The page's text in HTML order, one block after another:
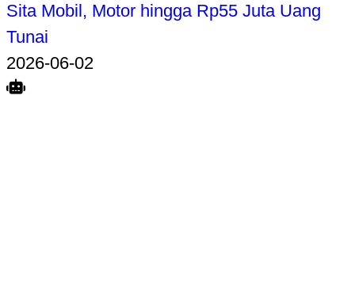
Sita Mobil, Motor hingga Rp55 Juta Uang
Tunai
2026-06-02